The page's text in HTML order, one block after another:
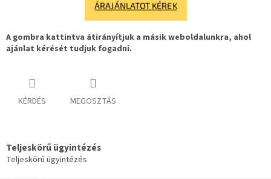
ÁRAJÁNLATOT KÉREK
A gombra kattintva átirányítjuk a másik weboldalunkra, ahol
ajánlat kérését tudjuk fogadni.
KÉRDÉS MEGOSZTÁS
Teljeskörű ügyintézés
Teljeskörű ügyintézés